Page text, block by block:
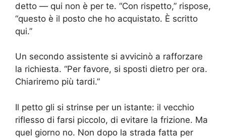
detto — qui non è per te. “Con rispetto,” rispose,
“questo è il posto che ho acquistato. È scritto
qui.”
Un secondo assistente si avvicinò a rafforzare
la richiesta. “Per favore, si sposti dietro per ora.
Chiariremo più tardi.”
Il petto gli si strinse per un istante: il vecchio
riflesso di farsi piccolo, di evitare la frizione. Ma
quel giorno no. Non dopo la strada fatta per